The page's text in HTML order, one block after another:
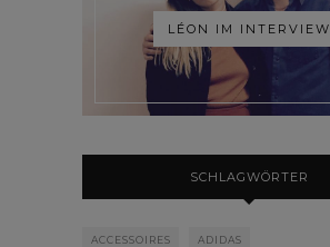
LÉON IM INTERVIEW
SCHLAGWÖRTER
ACCESSOIRES ADIDAS